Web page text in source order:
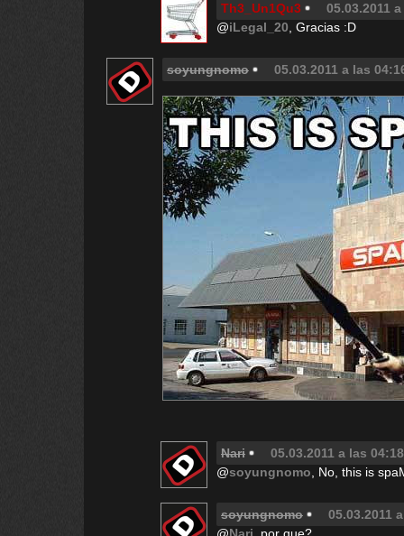
Th3_Un1Qu3
05.03.2011
@iLegal_20 , Gracias :D
soyungnomo 05.03.2011 a las
Nari
05.03.2011 a las 04:18
@soyungnomo , No, this is
soyungnomo
05.03.2011